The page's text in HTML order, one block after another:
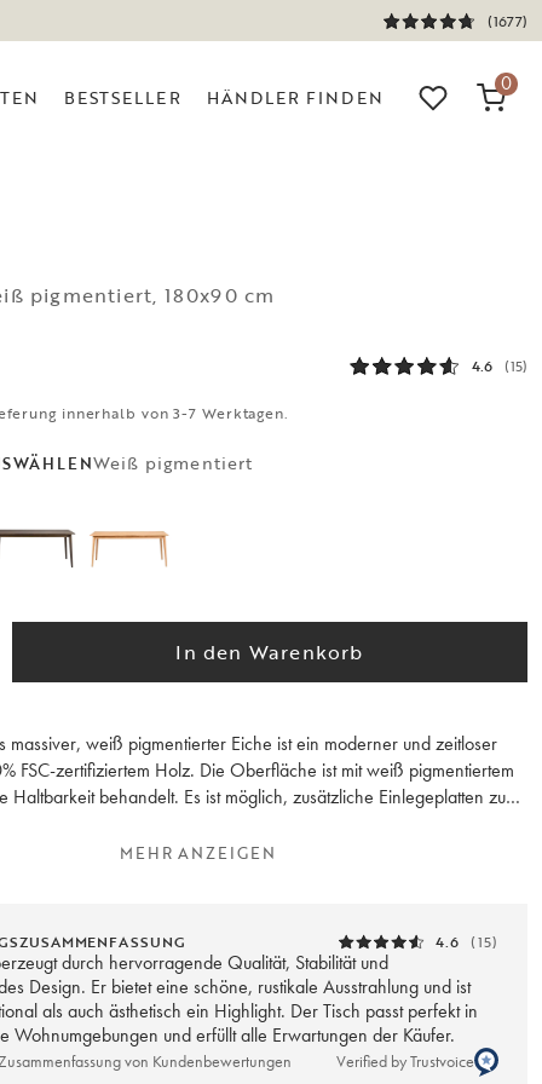
(1677)
BESTSELLER HÄNDLER FINDEN
0
pigmentiert, 180x90 cm
4.6 (15)
innerhalb von 3-7 Werktagen.
Weiß pigmentiert
In den Warenkorb
massiver, weiß pigmentierter Eiche ist ein moderner und zeitloser
FSC-zertifiziertem Holz. Die Oberfläche ist mit weiß pigmentiertem
Haltbarkeit behandelt. Es ist möglich, zusätzliche Einlegeplatten zu
Esstisches, um die Widerstandsfähigkeit gegen Flecken und Kratzer
dem Ölen des Möbelstücks muss die Oberfläche gereinigt werden,
Fett zu entfernen; dazu sollte ein spezieller Holzreiniger verwendet
MEHR ANZEIGEN
4.6 (15)
durch hervorragende Qualität, Stabilität und
Design. Er bietet eine schöne, rustikale Ausstrahlung und ist
als auch ästhetisch ein Highlight. Der Tisch passt perfekt in
Wohnumgebungen und erfüllt alle Erwartungen der Käufer.
von Kundenbewertungen Verified by Trustvoice